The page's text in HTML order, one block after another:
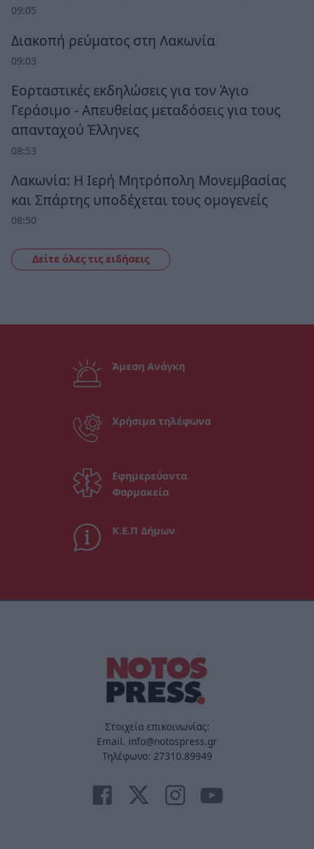
09:05
Διακοπή ρεύματος στη Λακωνία
09:03
Εορταστικές εκδηλώσεις για τον Άγιο
Γεράσιμο - Απευθείας μεταδόσεις για τους
απανταχού Έλληνες
08:53
Λακωνία: Η Ιερή Μητρόπολη Μονεμβασίας
και Σπάρτης υποδέχεται τους ομογενείς
08:50
Δείτε όλες τις ειδήσεις
Άμεση Ανάγκη
Χρήσιμα τηλέφωνα
Εφημερεύοντα
Φαρμακεία
Κ.Ε.Π Δήμων
Στοιχεία επικοινωνίας:
Email. info@notospress.gr
Τηλέφωνο: 27310.89949